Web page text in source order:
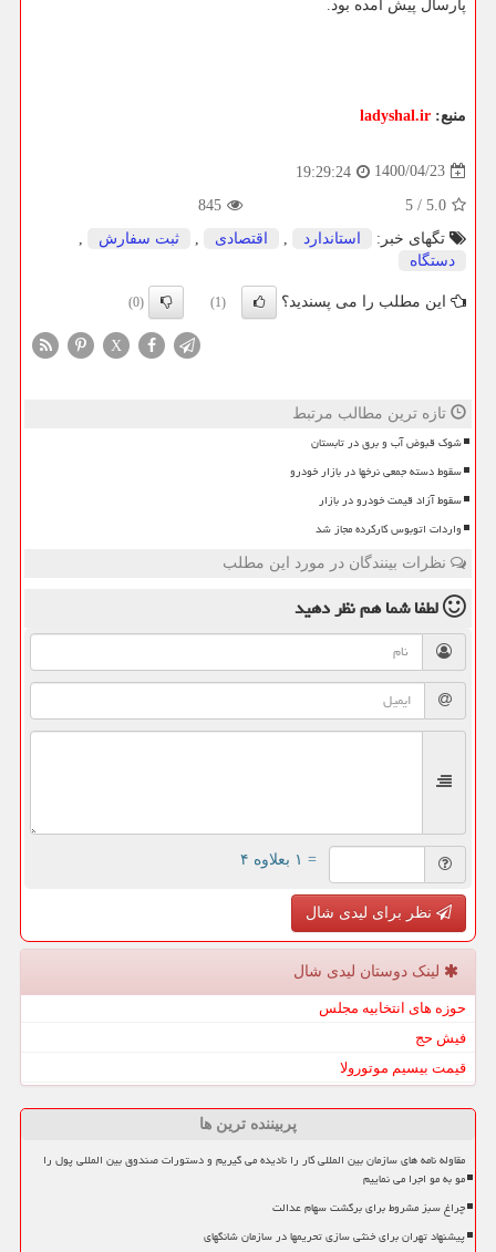
پارسال پیش آمده بود.
منبع: ladyshal.ir
1400/04/23
19:29:24
5.0
/
5
845
تگهای خبر:
استاندارد اقتصادی ثبت سفارش
دستگاه
این مطلب را می پسندید؟ (1)
(0)
X
تازه ترین مطالب مرتبط
شوک قبوض آب و برق در تابستان
سقوط دسته جمعی نرخها در بازار خودرو
سقوط آزاد قیمت خودرو در بازار
واردات اتوبوس کارکرده مجاز شد
نظرات بینندگان در مورد این مطلب
لطفا شما همنظر دهید
= ۱ بعلاوه ۴
نظر برای لیدی شال
لینک دوستان لیدی شال
حوزه های انتخابیه مجلس
فیش حج
قیمت بیسیم موتورولا
پربیننده ترین ها
مقاوله نامه های سازمان بین المللی کار را نادیده می گیریم و دستورات صندوق بین المللی پول را
مو به مو اجرا می نماییم
چراغ سبز مشروط برای برگشت سهام عدالت
پیشنهاد تهران برای خنثی سازی تحریمها در سازمان شانگهای